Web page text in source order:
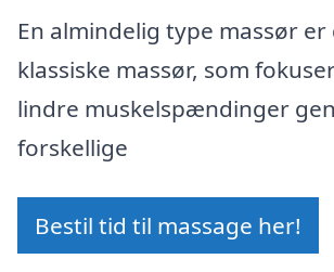
En almindelig type massør er
klassiske massør, som
lindre muskelspændinger
forskellige
Bestil tid til massage her!